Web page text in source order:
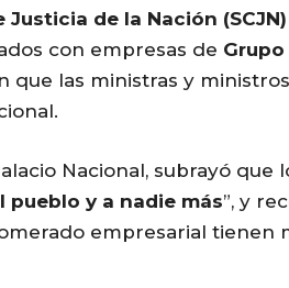
Justicia de la Nación (SCJN)
con empresas de Grupo
que las ministras y
Nacional, subrayó
pueblo y a nadie más”, y
empresarial tienen